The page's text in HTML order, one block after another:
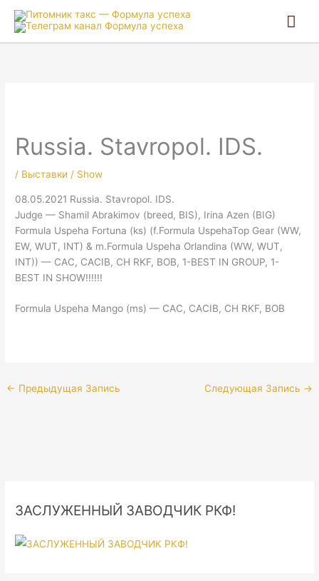
Russia. Stavropol. IDS.
/ Выставки / Show
08.05.2021 Russia. Stavropol. IDS.
Judge — Shamil Abrakimov (breed, BIS), Irina Azen (BIG)
Formula Uspeha Fortuna (ks) (f.Formula UspehaTop Gear (WW,
EW, WUT, INT) & m.Formula Uspeha Orlandina (WW, WUT,
INT)) — CAC, CACIB, CH RKF, BOB, 1-BEST IN GROUP, 1-
BEST IN SHOW!!!!!!
Formula Uspeha Mango (ms) — CAC, CACIB, CH RKF, BOB
← Предыдущая Запись Следующая Запись →
ЗАСЛУЖЕННЫЙ ЗАВОДЧИК РКФ!